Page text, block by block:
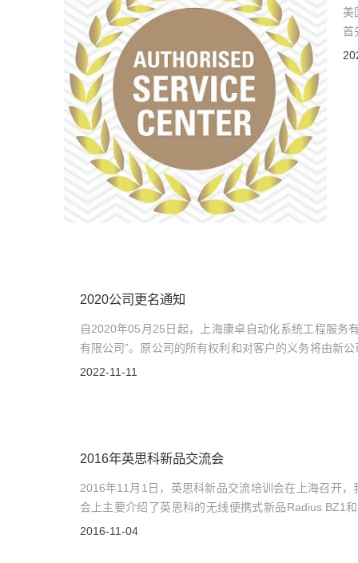
美
首
工
2020公司更名通知
自2020年05月25日起，上海康卓自动化系统工程服务
有限公司”。原公司的所有权利和对客户的义务将由新
办公、发货和开票地址保持不变。敬请告知，谢谢您一
2022-11-11
2016年英思科新品交流会
2016年11月1日，英思科新品交流培训会在上海召开
会上主要介绍了英思科的无线便携式新品Radius BZ1
系列。
2016-11-04